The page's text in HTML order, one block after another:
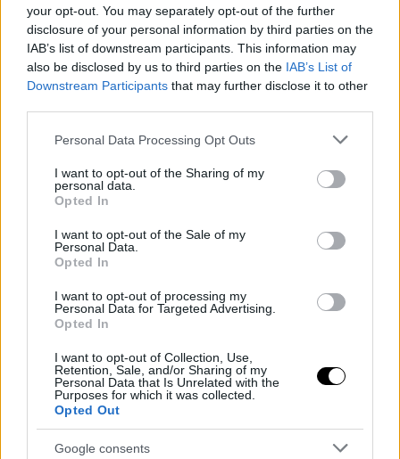
your opt-out. You may separately opt-out of the further
disclosure of your personal information by third parties on the
IAB’s list of downstream participants. This information may
also be disclosed by us to third parties on the IAB’s List of
Downstream Participants that may further disclose it to other
Please note that this website/app uses one or more Google
not limited to your visit or usage behaviour. You may click to
grant or deny consent to Google and its third-party tags to
use your data for below specified purposes in below Google
consent section.
Personal Data Processing Opt Outs
I want to opt-out of the Sharing of my
personal data.
Opted In
I want to opt-out of the Sale of my
Personal Data.
Opted In
I want to opt-out of processing my
Personal Data for Targeted Advertising.
Opted In
I want to opt-out of Collection, Use,
Retention, Sale, and/or Sharing of my
Personal Data that Is Unrelated with the
Purposes for which it was collected.
Opted Out
Google consents